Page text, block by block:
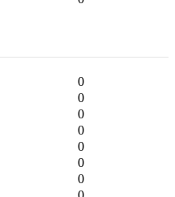
0
0
0
0
0
0
0